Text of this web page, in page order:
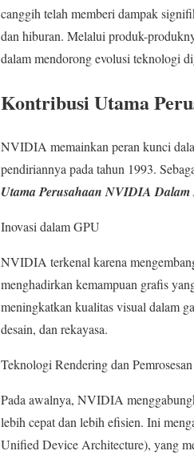
canggih telah memberi dampak
dan hiburan. Melalui produk-
dalam mendorong evolusi teknologi
Kontribusi Utama
NVIDIA memainkan peran kunci
pendiriannya pada tahun 1993.
Utama Perusahaan NVIDIA
Inovasi dalam GPU
NVIDIA terkenal karena
menghadirkan kemampuan grafis
meningkatkan kualitas visual dalam
desain, dan rekayasa.
Teknologi Rendering dan
Pada awalnya, NVIDIA
lebih cepat dan lebih efisien. Ini
Unified Device Architecture), yang